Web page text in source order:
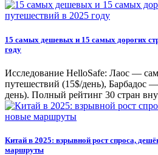
15 самых дешевых и 15 самых дорогих
году
Исследование HelloSafe: Лаос —
путешествий (15$/день), Барбадос
день). Полный рейтинг 30 стран
Китай в 2025: взрывной рост спроса,
маршруты